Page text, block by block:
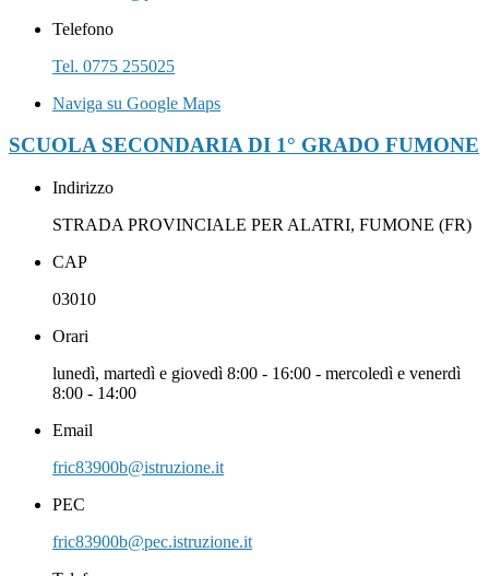
Telefono
Tel. 0775 255025
Naviga su Google Maps
SCUOLA SECONDARIA DI 1° GRADO FUMONE
Indirizzo
STRADA PROVINCIALE PER ALATRI, FUMONE (FR)
CAP
03010
Orari
lunedì, martedì e giovedì 8:00 - 16:00 - mercoledì e venerdì
8:00 - 14:00
Email
fric83900b@istruzione.it
PEC
fric83900b@pec.istruzione.it